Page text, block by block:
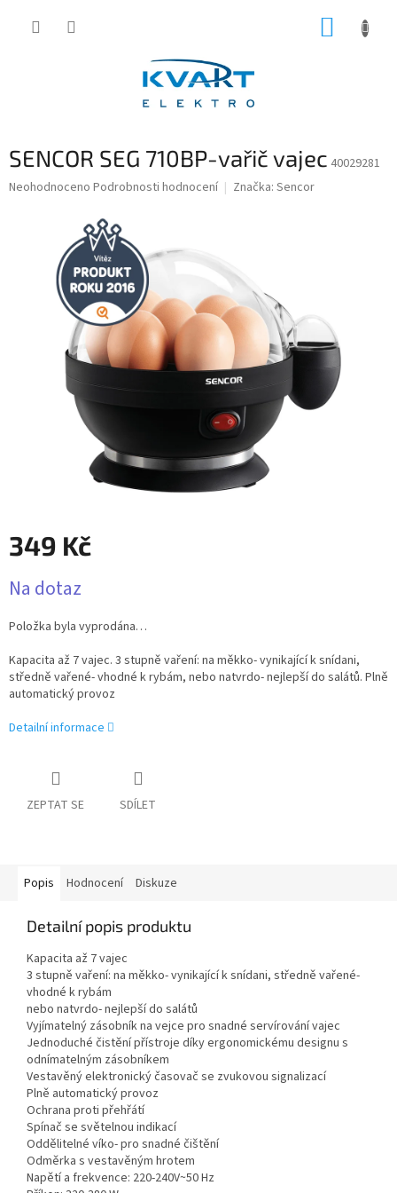
SENCOR SEG 710BP-vařič vajec 40029281
Průměrné
hvězdiček.
Neohodnoceno Podrobnosti hodnocení Značka: Sencor
349 Kč
cena:
Na dotaz
Položka byla vyprodána…
Kapacita až 7 vajec. 3 stupně vaření: na měkko- vynikající k snídani,
středně vařené- vhodné k rybám, nebo natvrdo- nejlepší do salátů. Plně
automatický provoz
Detailní informace
ZEPTAT SE SDÍLET
Popis Hodnocení Diskuze
Detailní popis produktu
Kapacita až 7 vajec
3 stupně vaření: na měkko- vynikající k snídani, středně vařené-
vhodné k rybám
nebo natvrdo- nejlepší do salátů
Vyjímatelný zásobník na vejce pro snadné servírování vajec
Jednoduché čistění přístroje díky ergonomickému designu s
odnímatelným zásobníkem
Vestavěný elektronický časovač se zvukovou signalizací
Plně automatický provoz
Ochrana proti přehřátí
Spínač se světelnou indikací
Oddělitelné víko- pro snadné čištění
Odměrka s vestavěným hrotem
Napětí a frekvence: 220-240V~50 Hz